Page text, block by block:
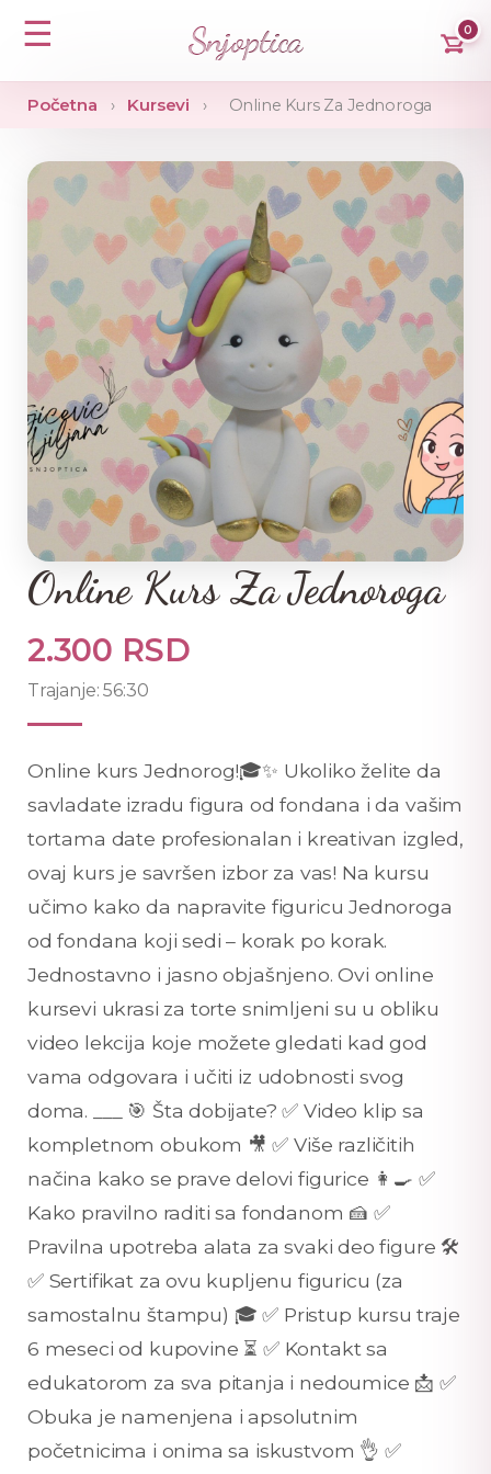
☰ Snjoptica 0
Početna › Kursevi › Online Kurs Za Jednoroga
Online Kurs Za Jednoroga
2.300 RSD
Trajanje: 56:30
Online kurs Jednorog!🎓✨ Ukoliko želite da
savladate izradu figura od fondana i da vašim
tortama date profesionalan i kreativan izgled,
ovaj kurs je savršen izbor za vas! Na kursu
učimo kako da napravite figuricu Jednoroga
od fondana koji sedi – korak po korak.
Jednostavno i jasno objašnjeno. Ovi online
kursevi ukrasi za torte snimljeni su u obliku
video lekcija koje možete gledati kad god
vama odgovara i učiti iz udobnosti svog
doma. ___ 🎯 Šta dobijate? ✅ Video klip sa
kompletnom obukom 🎥 ✅ Više različitih
načina kako se prave delovi figurice 👩‍🍳 ✅
Kako pravilno raditi sa fondanom 🍰 ✅
Pravilna upotreba alata za svaki deo figure 🛠️
✅ Sertifikat za ovu kupljenu figuricu (za
samostalnu štampu) 🎓 ✅ Pristup kursu traje
6 meseci od kupovine ⏳ ✅ Kontakt sa
edukatorom za sva pitanja i nedoumice 📩 ✅
Obuka je namenjena i apsolutnim
početnicima i onima sa iskustvom 👌 ✅